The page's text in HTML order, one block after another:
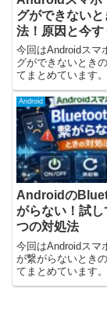
グができない
法！原因と今す
決方法
今回はAndroidスマ
グができないとき
てまとめています
コンやタブレット
たいとき、便利な
です。ただ、実際
ときに、下記のよ
起こることがあり
Android
Androidの
がらない！試
つの対処法
今回はAndroidスマ
が繋がらないとき
てまとめています
ヤホンや車のオー